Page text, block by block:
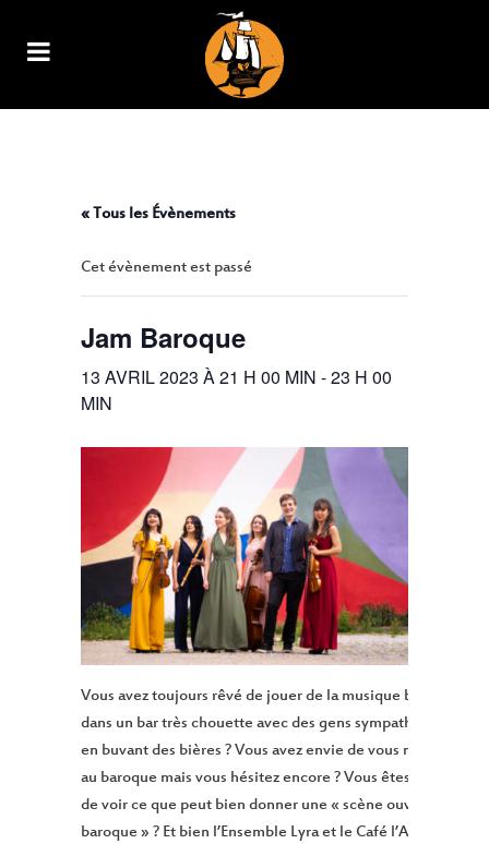
« Tous les Évènements
Cet évènement est passé
Jam Baroque
13 AVRIL 2023 À 21 H 00 MIN -23 H 00
MIN
Vous avez toujours rêvé de jouer de la musique baroque
dans un bar très chouette avec des gens sympathiques
en buvant des bières ? Vous avez envie de vous mettre
au baroque mais vous hésitez encore ? Vous êtes curieux
de voir ce que peut bien donner une « scène ouverte
baroque » ? Et bien l’Ensemble Lyra et le Café l’Astronef